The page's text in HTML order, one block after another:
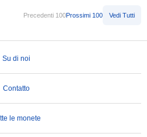
Precedenti 100Prossimi 100 Vedi Tutti
Su di noi
Contatto
le monete